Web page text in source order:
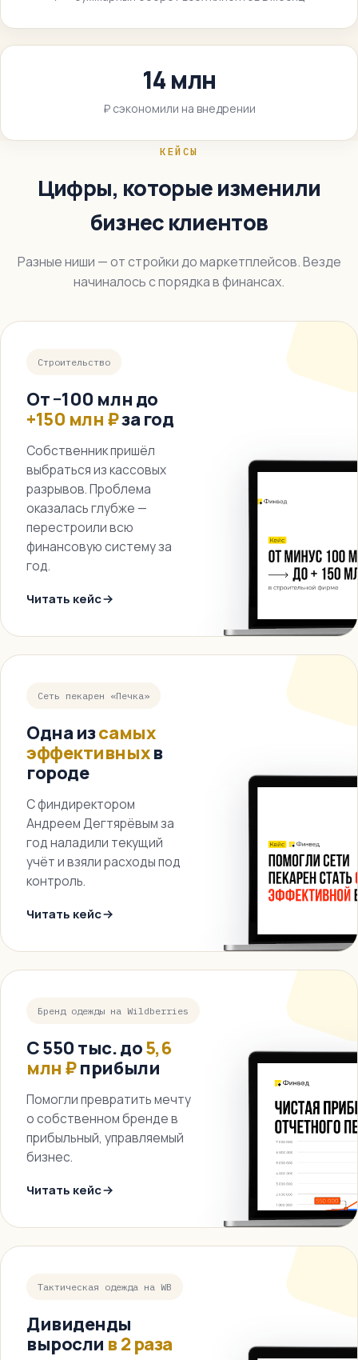
14 млн
₽ сэкономили на внедрении
КЕЙСЫ
Цифры, которые изменили
бизнес клиентов
Разные ниши — от стройки до маркетплейсов. Везде
начиналось с порядка в финансах.
Строительство
От −100 млн до
+150 млн ₽за год
Собственник пришёл
выбраться из кассовых
разрывов. Проблема
оказалась глубже —
перестроили всю
финансовую систему за
год.
Читать кейс
Сеть пекарен «Печка»
Одна изсамых
эффективныхв
городе
С финдиректором
Андреем Дегтярёвым за
год наладили текущий
учёт и взяли расходы под
контроль.
Читать кейс
Бренд одежды на Wildberries
С 550 тыс. до5,6
млн ₽прибыли
Помогли превратить мечту
о собственном бренде в
прибыльный, управляемый
бизнес.
Читать кейс
Тактическая одежда на WB
Дивиденды
выросли в 2 раза